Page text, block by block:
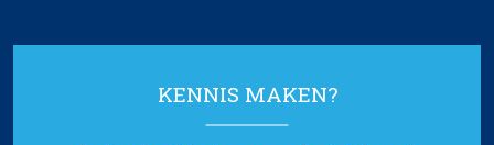
KENNIS MAKEN?